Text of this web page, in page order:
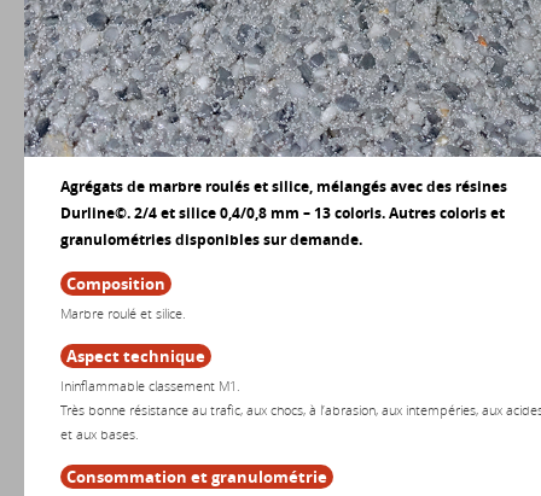
Agrégats de marbre roulés et silice, mélangés avec des résines
Durline©. 2/4 et silice 0,4/0,8 mm – 13 coloris. Autres coloris et
granulométries disponibles sur demande.
Composition
Marbre roulé et silice.
Aspect technique
Ininflammable classement M1.
Très bonne résistance au trafic, aux chocs, à l’abrasion, aux intempéries, aux
et aux bases.
Consommation et granulométrie